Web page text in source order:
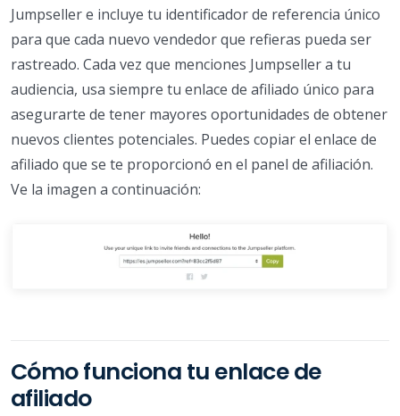
Jumpseller e incluye tu identificador de referencia único
para que cada nuevo vendedor que refieras pueda ser
rastreado. Cada vez que menciones Jumpseller a tu
audiencia, usa siempre tu enlace de afiliado único para
asegurarte de tener mayores oportunidades de obtener
nuevos clientes potenciales. Puedes copiar el enlace de
afiliado que se te proporcionó en el panel de afiliación.
Ve la imagen a continuación:
Cómo funciona tu enlace de
afiliado